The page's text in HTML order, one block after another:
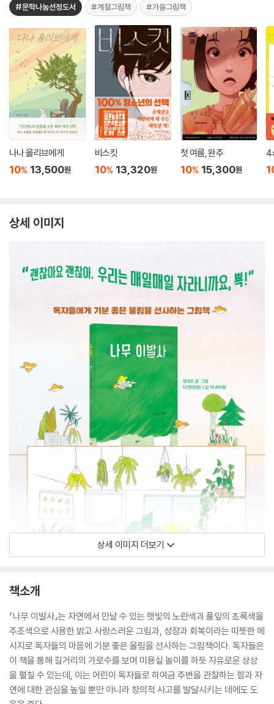
#문학나눔선정도서 #계절그림책 #가을그림책
나나 올리브에게
10% 13,500원
비스킷
10% 13,320원
첫 여름, 완주
10% 15,300원
상세 이미지
상세 이미지 더보기
책소개
『나무 이발사』는 자연에서 만날 수 있는 햇빛의 노란색과 풀잎의 초록색을
주조색으로 사용한 밝고 사랑스러운 그림과, 성장과 회복이라는 따뜻한 메
시지로 독자들의 마음에 기분 좋은 울림을 선사하는 그림책이다. 독자들은
이 책을 통해 길거리의 가로수를 보며 미용실 놀이를 하듯 자유로운 상상
을 펼칠 수 있는데, 이는 어린이 독자들로 하여금 주변을 관찰하는 힘과 자
연에 대한 관심을 높일 뿐만 아니라 창의적 사고를 발달시키는 데에도 도